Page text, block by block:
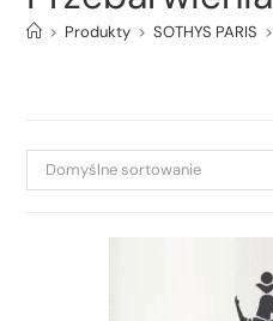
> Produkty > SOTHYS PARIS >
Domyślne sortowanie